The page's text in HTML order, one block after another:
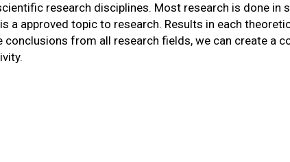
research disciplines. Most research is done in
a approved topic to research. Results in each
conclusions from all research fields, we can create a